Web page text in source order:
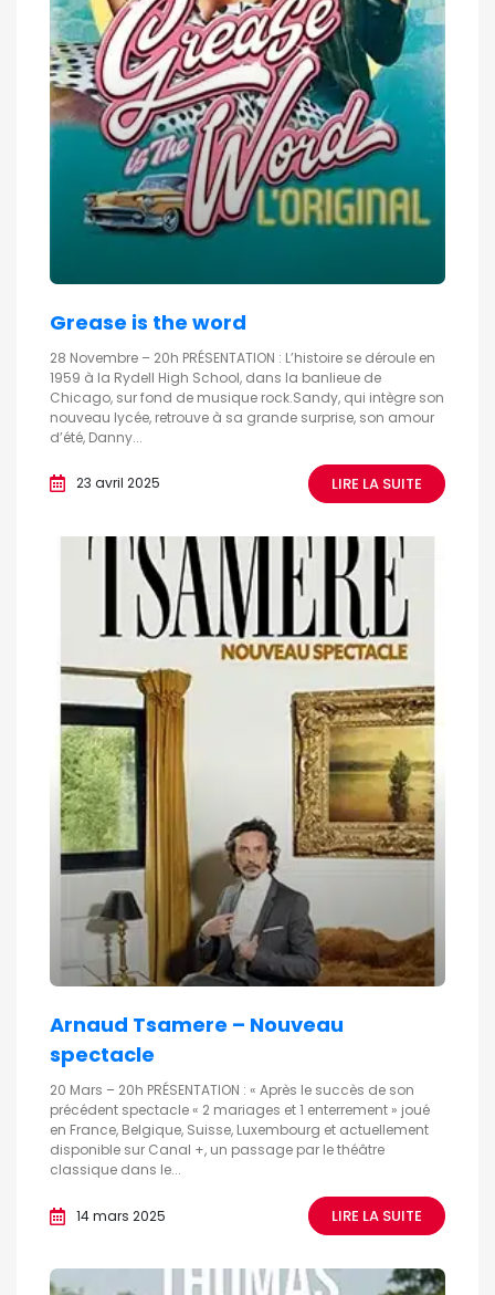
Grease is the word
28 Novembre – 20h PRÉSENTATION : L’histoire se déroule en
1959 à la Rydell High School, dans la banlieue de
Chicago, sur fond de musique rock.Sandy, qui intègre son
nouveau lycée, retrouve à sa grande surprise, son amour
d’été, Danny...
23 avril 2025 LIRE LA SUITE
Arnaud Tsamere – Nouveau
spectacle
20 Mars – 20h PRÉSENTATION : « Après le succès de son
précédent spectacle « 2 mariages et 1 enterrement » joué
en France, Belgique, Suisse, Luxembourg et actuellement
disponible sur Canal +, un passage par le théâtre
classique dans le...
14 mars 2025 LIRE LA SUITE